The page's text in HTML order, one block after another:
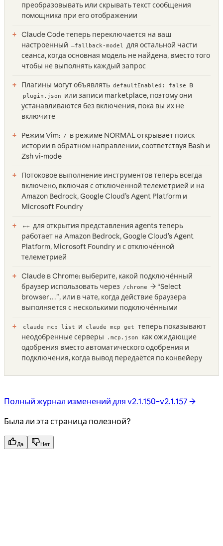
преобразовывать или скрывать текст сообщения
помощника при его отображении
Claude Code теперь переключается на ваш
настроенный —fallback-model
для остальной части
сеанса, когда основная модель не найдена, вместо того
чтобы не выполнять каждый запрос
Плагины могут объявлять defaultEnabled: false в
plugin.json
или записи marketplace, поэтому они
устанавливаются без включения, пока вы их не
включите
Режим Vim: /
в режиме NORMAL открывает поиск
истории в обратном направлении, соответствуя Bash и
Zsh vi-mode
Потоковое выполнение инструментов теперь всегда
включено, включая с отключённой телеметрией и на
Amazon Bedrock, Google Cloud’s Agent Platform и
Microsoft Foundry
←← для открытия представления agents теперь
работает на Amazon Bedrock, Google Cloud’s Agent
Platform, Microsoft Foundry и с отключённой
телеметрией
Claude в Chrome: выберите, какой подключённый
браузер использовать через /chrome → “Select
browser…”, или в чате, когда действие браузера
выполняется с несколькими подключёнными
claude mcp list и claude mcp get
теперь показывают
неодобренные серверы
.mcp.json
как ожидающие
одобрения вместо автоматического одобрения и
подключения, когда вывод передаётся по конвейеру
Полный журнал изменений для v2.1.150–v2.1.157 →
Была ли эта страница полезной?
Да Нет